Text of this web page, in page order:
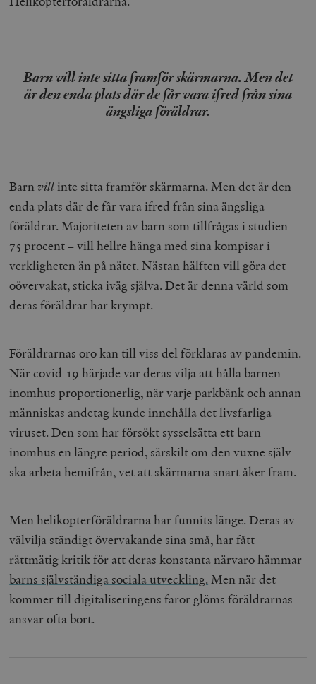
Barn vill inte sitta framför skärmarna. Men det
är den enda plats där de får vara ifred från sina
ängsliga föräldrar.
Barnvill inte sitta framför skärmarna. Men det är den
enda plats där de får vara ifred från sina ängsliga
föräldrar. Majoriteten av barn som tillfrågas i studien –
75 procent – vill hellre hänga med sina kompisar i
verkligheten än på nätet. Nästan hälften vill göra det
oövervakat, sticka iväg själva. Det är denna värld som
deras föräldrar har krympt.
Föräldrarnas oro kan till viss del förklaras av pandemin.
När covid-19 härjade var deras vilja att hålla barnen
inomhus proportionerlig, när varje parkbänk och annan
människas andetag kunde innehålla det livsfarliga
viruset. Den som har försökt sysselsätta ett barn
inomhus en längre period, särskilt om den vuxne själv
ska arbeta hemifrån, vet att skärmarna snart åker fram.
Men helikopterföräldrarna har funnits länge. Deras av
välvilja ständigt övervakande sina små, har fått
rättmätig kritik för attderas konstanta närvaro hämmar
barns självständiga sociala utveckling. Men när det
kommer till digitaliseringens faror glöms föräldrarnas
ansvar ofta bort.